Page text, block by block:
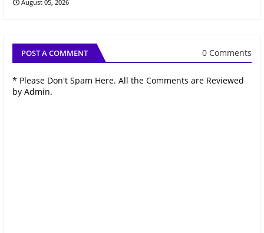
August 05, 2026
POST A COMMENT 0 Comments
* Please Don't Spam Here. All the Comments are Reviewed
by Admin.